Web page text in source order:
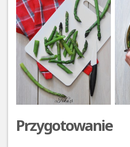
Przygotowanie